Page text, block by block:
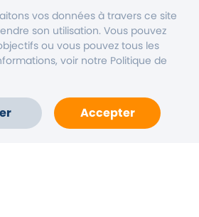
vos données à travers ce site
son utilisation. Vous pouvez
ou vous pouvez tous les
voir notre Politique de
Accepter
Carte Compte